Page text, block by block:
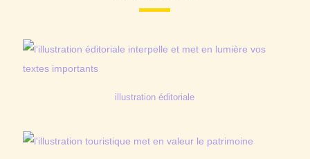
illustration éditoriale